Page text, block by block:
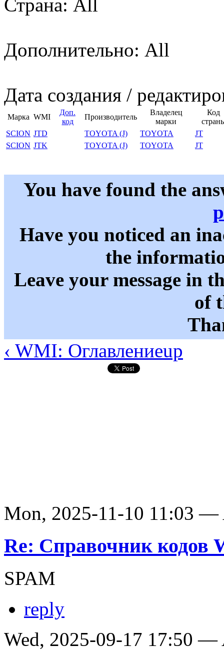
Страна: All
Дополнительно: All
Дата создания /
Марка WMI
Доп.
код
Производитель
Владелец
марки
Код
SCION JTD TOYOTA (J) TOYOTA
JT
SCION JTK TOYOTA (J) TOYOTA JT
You have found the
Have you noticed an
the
Leave your message in
of
‹ WMI: Оглавлениеup
Mon, 2025-11-10 11:03 —
Re: Справочник кодов
SPAM
reply
Wed, 2025-09-17 17:50 —